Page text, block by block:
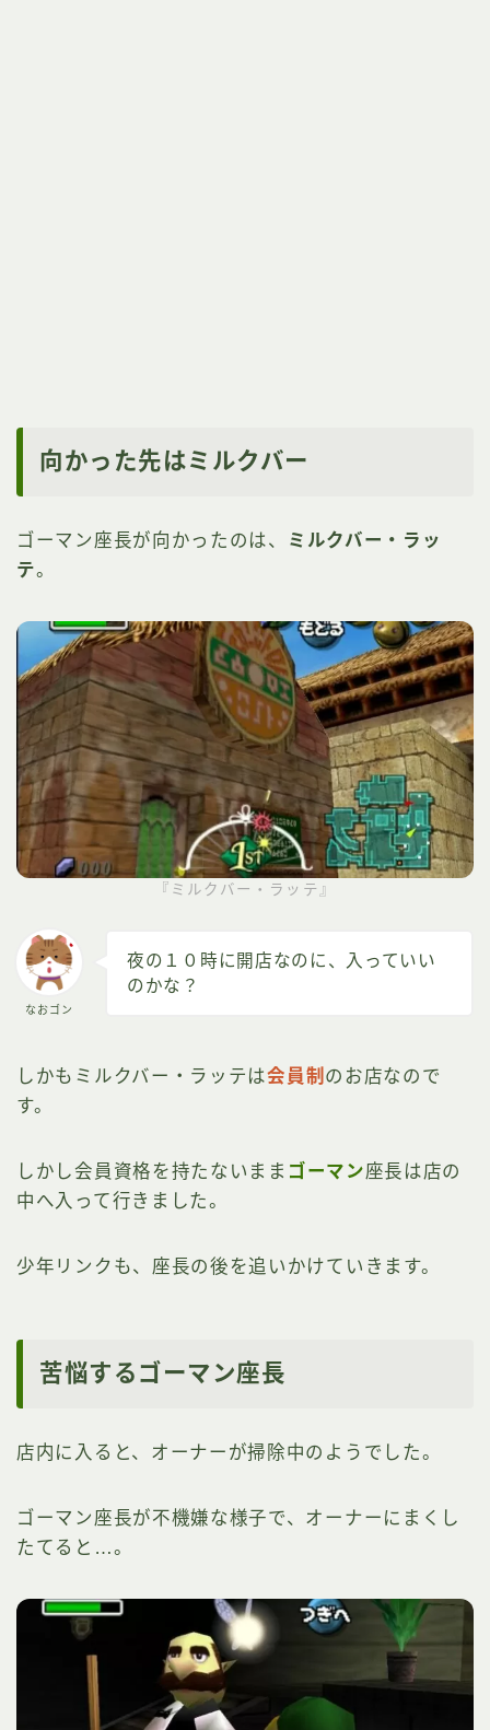
向かった先はミルクバー
ゴーマン座長が向かったのは、
ミルクバー・ラッ
テ。
『ミルクバー・ラッテ』
なおゴン
夜の１０時に開店なのに、入っていい
のかな？
しかもミルクバー・ラッテは会員制 のお店なので
す。
しかし会員資格を持たないまま ゴーマン座長は店の
中へ入って行きました。
少年リンクも、座長の後を追いかけていきます。
苦悩するゴーマン座長
店内に入ると、オーナーが掃除中のようでした。
ゴーマン座長が不機嫌な様子で、オーナーにまくし
たてると…。